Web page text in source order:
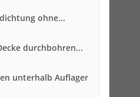
ohne...
durchbohren...
unterhalb Auflager